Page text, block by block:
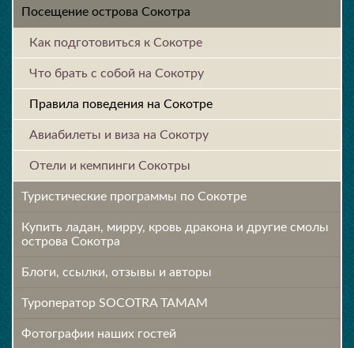
Посещение острова Cокотра
Как подготовиться к Сокотре
Что брать с собой на Сокотру
Правила поведения на Сокотре
Авиабилеты и виза на Сокотру
Отели и кемпинги Сокотры
Туристические программы по Сокотре
Купить ладан, мирру, кровь дракона и другие смолы
острова Сокотра
Блоги, ссылки, отзывы и авторы
Туроператор SOCOTRA TAMAM
Фотографии наших гостей